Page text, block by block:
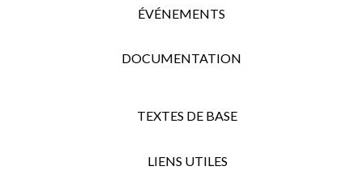
ÉVÉNEMENTS
DOCUMENTATION
TEXTES DE BASE
LIENS UTILES